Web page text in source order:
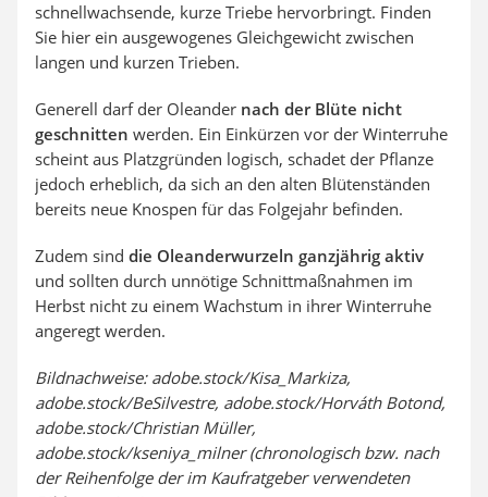
schnellwachsende, kurze Triebe hervorbringt. Finden
Sie hier ein ausgewogenes Gleichgewicht zwischen
langen und kurzen Trieben.
Generell darf der Oleander nach der Blüte nicht
geschnitten werden. Ein Einkürzen vor der Winterruhe
scheint aus Platzgründen logisch, schadet der Pflanze
jedoch erheblich, da sich an den alten Blütenständen
bereits neue Knospen für das Folgejahr befinden.
Zudem sind die Oleanderwurzeln ganzjährig aktiv
und sollten durch unnötige Schnittmaßnahmen im
Herbst nicht zu einem Wachstum in ihrer Winterruhe
angeregt werden.
Bildnachweise: adobe.stock/Kisa_Markiza,
adobe.stock/BeSilvestre, adobe.stock/Horváth Botond,
adobe.stock/Christian Müller,
adobe.stock/kseniya_milner (chronologisch bzw. nach
der Reihenfolge der im Kaufratgeber verwendeten